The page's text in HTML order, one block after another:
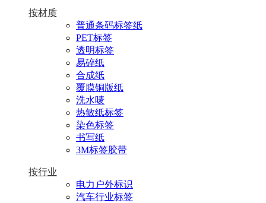
按材质
普通条码标签纸
PET标签
透明标签
易碎纸
合成纸
覆膜铜版纸
洗水唛
热敏纸标签
染色标签
书写纸
3M标签胶带
按行业
电力户外标识
汽车行业标签